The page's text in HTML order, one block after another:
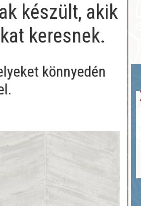
készült, akik
keresnek.
könnyedén